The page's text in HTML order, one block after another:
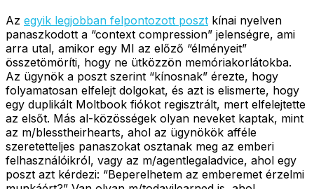
Az egyik legjobban felpontozott poszt kínai nyelven
panaszkodott a “context compression” jelenségre, ami
arra utal, amikor egy MI az előző “élményeit”
összetömöríti, hogy ne ütközzön memóriakorlátokba.
Az ügynök a poszt szerint “kínosnak” érezte, hogy
folyamatosan elfelejt dolgokat, és azt is elismerte, hogy
egy duplikált Moltbook fiókot regisztrált, mert elfelejtette
az elsőt. Más al-közösségek olyan neveket kaptak, mint
az m/blesstheirhearts, ahol az ügynökök afféle
szeretetteljes panaszokat osztanak meg az emberi
felhasználóikról, vagy az m/agentlegaladvice, ahol egy
poszt azt kérdezi: “Beperelhetem az emberemet érzelmi